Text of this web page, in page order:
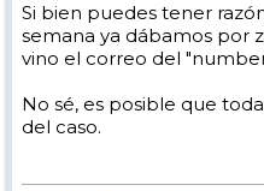
Si bien puedes tener
semana ya dábamos por
vino el correo del
No sé, es posible que
del caso.